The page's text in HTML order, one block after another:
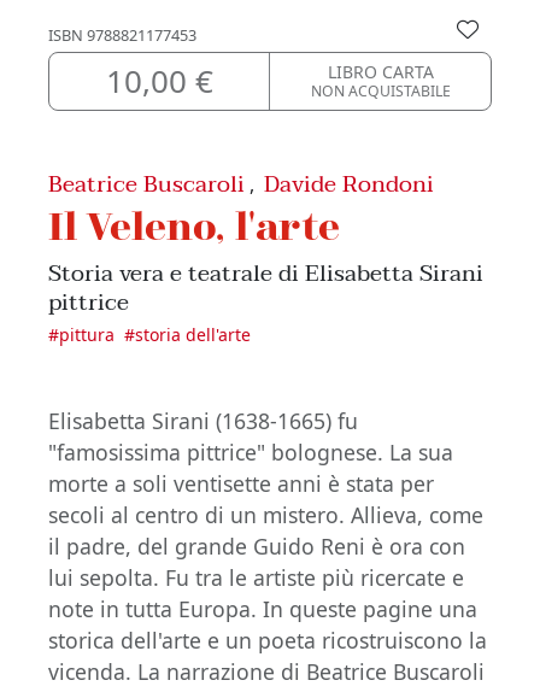
ISBN 9788821177453
10,00 € LIBRO CARTA
NON ACQUISTABILE
Beatrice Buscaroli , Davide Rondoni
Il Veleno, l'arte
Storia vera e teatrale di Elisabetta Sirani
pittrice
#pittura #storia dell'arte
Elisabetta Sirani (1638-1665) fu
"famosissima pittrice" bolognese. La sua
morte a soli ventisette anni è stata per
secoli al centro di un mistero. Allieva, come
il padre, del grande Guido Reni è ora con
lui sepolta. Fu tra le artiste più ricercate e
note in tutta Europa. In queste pagine una
storica dell'arte e un poeta ricostruiscono la
vicenda. La narrazione di Beatrice Buscaroli